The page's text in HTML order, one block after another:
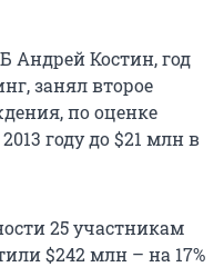
Андрей Костин, год
занял второе
по оценке
году до $21 млн в
25 участникам
$242 млн – на 17%